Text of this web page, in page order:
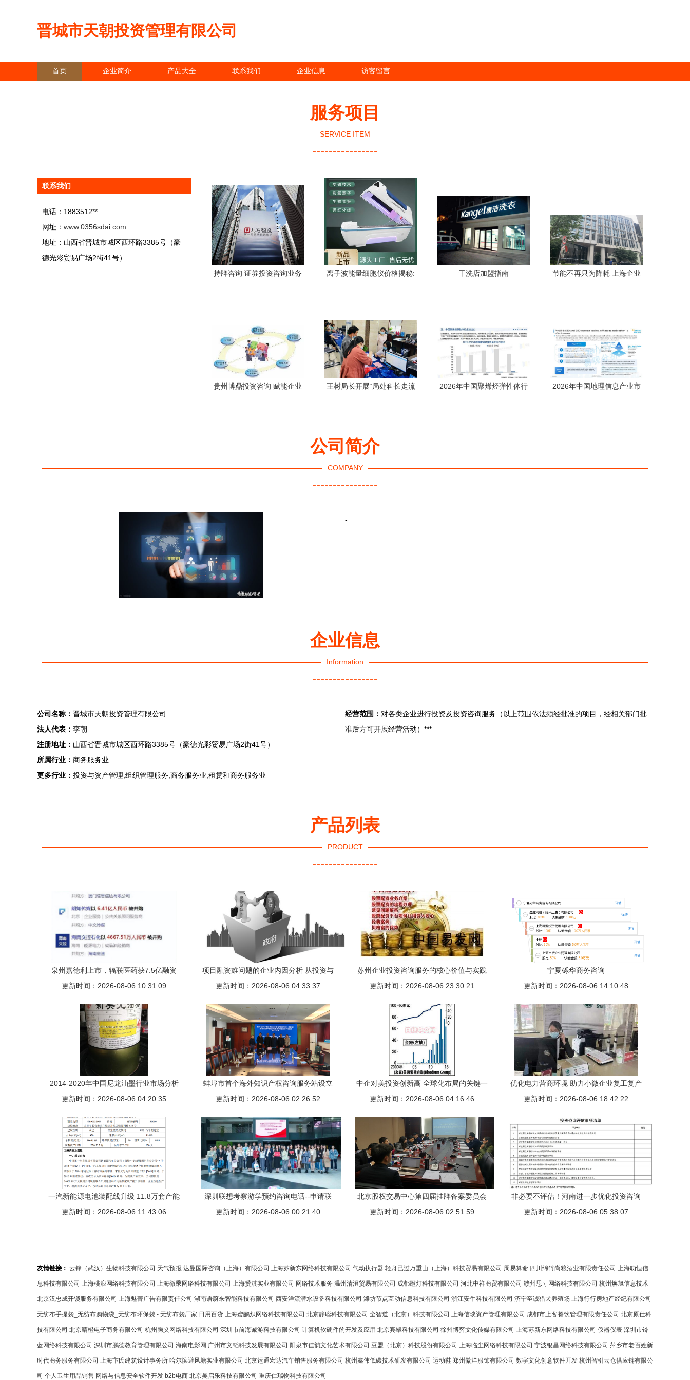
晋城市天朝投资管理有限公司
首页 企业简介 产品大全 联系我们 企业信息 访客留言
服务项目
SERVICE ITEM
----------------
联系我们
电话：1883512**
网址： www.0356sdai.com
地址：山西省晋城市城区西环路3385号（豪
德光彩贸易广场2街41号）
持牌咨询 证券投资咨询业务
离子波能量细胞仪价格揭秘:
干洗店加盟指南
节能不再只为降耗 上海企业
贵州博鼎投资咨询 赋能企业
王树局长开展“局处科长走流
2026年中国聚烯烃弹性体行
2026年中国地理信息产业市
公司简介
COMPANY
----------------
-
企业信息
Information
----------------
公司名称： 晋城市天朝投资管理有限公司
法人代表： 李朝
注册地址： 山西省晋城市城区西环路3385号（豪德光彩贸易广场2街41号）
所属行业： 商务服务业
更多行业： 投资与资产管理,组织管理服务,商务服务业,租赁和商务服务业
经营范围： 对各类企业进行投资及投资咨询服务（以上范围依法须经批准的项目，经相关部门批
准后方可开展经营活动）***
产品列表
PRODUCT
----------------
泉州嘉德利上市，辐联医药获7.5亿融资
全球投融资周报（5.16-5.22）
更新时间：2026-08-06 10:31:09
项目融资难问题的企业内因分析 从投资与
咨询视角破解融资障碍
更新时间：2026-08-06 04:33:37
苏州企业投资咨询服务的核心价值与实践
路径——基于中国易发网的观察
更新时间：2026-08-06 23:30:21
宁夏砾华商务咨询
更新时间：2026-08-06 14:10:48
2014-2020年中国尼龙油墨行业市场分析
与投资咨询报告（权威版）关键解析及投
更新时间：2026-08-06 04:20:35
蚌埠市首个海外知识产权咨询服务站设立
为跨国投资与创新保驾护航
更新时间：2026-08-06 02:26:52
中企对美投资创新高 全球化布局的关键一
步
更新时间：2026-08-06 04:16:46
优化电力营商环境 助力小微企业复工复产
更新时间：2026-08-06 18:42:22
一汽新能源电池装配线升级 11.8万套产能
与5.46亿投资的战略意义
更新时间：2026-08-06 11:43:06
深圳联想考察游学预约咨询电话--申请联
想工厂参观游学与企业参观推荐
更新时间：2026-08-06 00:21:40
北京股权交易中心第四届挂牌备案委员会
第4次会议 聚焦企业审核与投资咨询服务
更新时间：2026-08-06 02:51:59
非必要不评估！河南进一步优化投资咨询
评估流程，对各类企业释放强力信号
更新时间：2026-08-06 05:38:07
友情链接： 云锋（武汉）生物科技有限公司 天气预报 达曼国际咨询（上海）有限公司 上海苏新东网络科技有限公司 气动执行器 轻舟已过万重山（上海）科技贸易有限公司 周易算命 四川绵竹尚粮酒业有限责任公司 上海叻恒信
息科技有限公司 上海桃浪网络科技有限公司 上海微乘网络科技有限公司 上海赟淇实业有限公司 网络技术服务 温州清澄贸易有限公司 成都蹬灯科技有限公司 河北中祥商贸有限公司 赣州思寸网络科技有限公司 杭州焕旭信息技术
北京汉忠成开锁服务有限公司 上海魅菁广告有限责任公司 湖南语蔚来智能科技有限公司 西安洋流潜水设备科技有限公司 潍坊节点互动信息科技有限公司 浙江安牛科技有限公司 济宁至诚猎犬养殖场 上海行行房地产经纪有限公司
无纺布手提袋_无纺布购物袋_无纺布环保袋 - 无纺布袋厂家 日用百货 上海蜜鹂炽网络科技有限公司 北京静聪科技有限公司 全智道（北京）科技有限公司 上海信琰资产管理有限公司 成都市上客餐饮管理有限责任公司 北京原仕科
技有限公司 北京晴橙电子商务有限公司 杭州腾义网络科技有限公司 深圳市前海诚游科技有限公司 计算机软硬件的开发及应用 北京宾翠科技有限公司 徐州博弈文化传媒有限公司 上海苏新东网络科技有限公司 仪器仪表 深圳市铃
蓝网络科技有限公司 深圳市鹏德教育管理有限公司 海南电影网 广州市文韬科技发展有限公司 阳泉市佳韵文化艺术有限公司 豆盟（北京）科技股份有限公司 上海临尘网络科技有限公司 宁波银昌网络科技有限公司 萍乡市老百姓新
时代商务服务有限公司 上海卞氏建筑设计事务所 哈尔滨避风塘实业有限公司 北京运通宏达汽车销售服务有限公司 杭州鑫伟低碳技术研发有限公司 运动鞋 郑州傲洋服饰有限公司 数字文化创意软件开发 杭州智引云仓供应链有限公
司 个人卫生用品销售 网络与信息安全软件开发 b2b电商 北京吴启乐科技有限公司 重庆仁瑞物科技有限公司